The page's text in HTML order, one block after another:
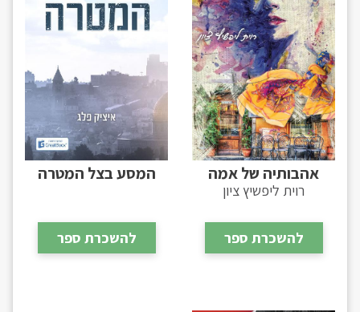
אהבותיה של אמה
רוית ליפשיץ ציון
להשכרת ספר
המסע בצל המטרה
להשכרת ספר